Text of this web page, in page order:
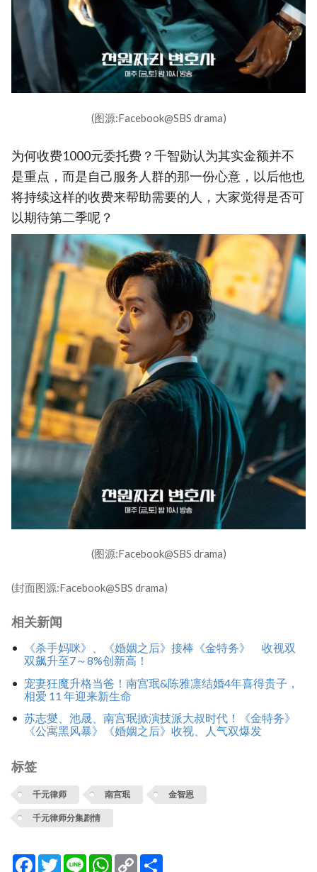
(图源:Facebook@SBS drama)
为何收费1000元委托费？千智勋认为其实金额并不
是重点，而是自己服务人群的那一份心意，以后他也
将持续这样的收费来帮助需要的人，大家觉得是否可
以期待第二季呢？
(图源:Facebook@SBS drama)
(封面图源:Facebook@SBS drama)
相关新闻
《杀手妈咪》、《婚姻之后》接棒《金特务》 收视双
双飙升至7～8%创新高！
宠妻狂魔升格当爸！南宫珉&陈雅凛结婚4年喜得贵子，
相爱 11 年迎来新生命
苏志燮、池晟、南宫珉掀演技派大叔时代！《金特务》
《公寓黑风暴》《婚姻之后》收视、人气双爆发
标签
千元律师 南宫珉 金智恩
千元律师分集剧情
Facebook
TwitterLine WhatsApp
Copy